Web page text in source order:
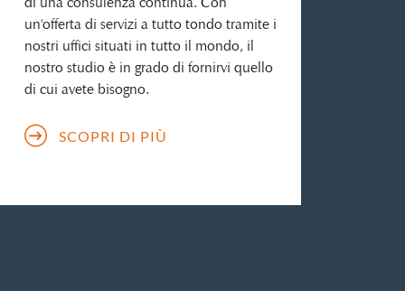
un'offerta di servizi a tutto tondo tramite i
nostri uffici situati in tutto il mondo, il
nostro studio è in grado di fornirvi quello
di cui avete bisogno.
SCOPRI DI PIÙ